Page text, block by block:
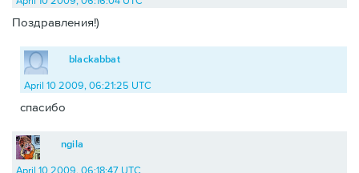
Поздравления!)
blackabbat
April 10 2009, 06:21:25 UTC
спасибо
ngila
April 10 2009, 06:18:47 UTC